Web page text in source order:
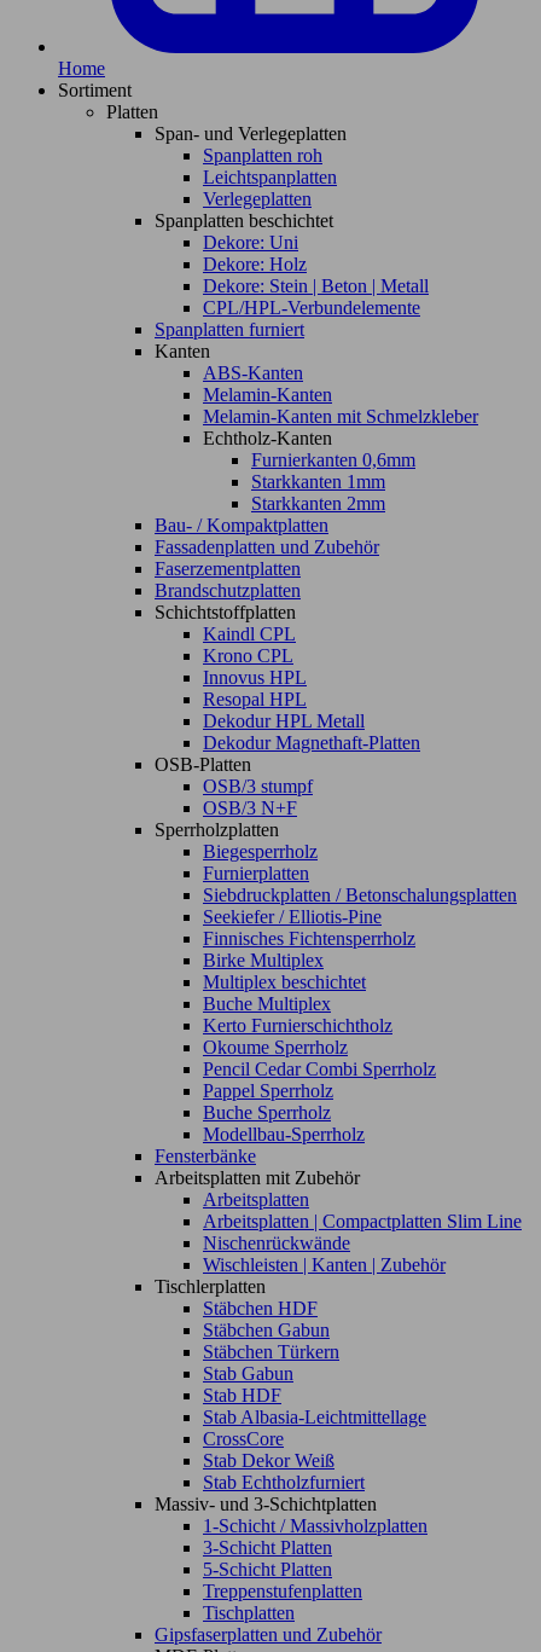
Home
Sortiment
Platten
Span- und Verlegeplatten
Spanplatten roh
Leichtspanplatten
Verlegeplatten
Spanplatten beschichtet
Dekore: Uni
Dekore: Holz
Dekore: Stein | Beton | Metall
CPL/HPL-Verbundelemente
Spanplatten furniert
Kanten
ABS-Kanten
Melamin-Kanten
Melamin-Kanten mit Schmelzkleber
Echtholz-Kanten
Furnierkanten 0,6mm
Starkkanten 1mm
Starkkanten 2mm
Bau- / Kompaktplatten
Fassadenplatten und Zubehör
Faserzementplatten
Brandschutzplatten
Schichtstoffplatten
Kaindl CPL
Krono CPL
Innovus HPL
Resopal HPL
Dekodur HPL Metall
Dekodur Magnethaft-Platten
OSB-Platten
OSB/3 stumpf
OSB/3 N+F
Sperrholzplatten
Biegesperrholz
Furnierplatten
Siebdruckplatten / Betonschalungsplatten
Seekiefer / Elliotis-Pine
Finnisches Fichtensperrholz
Birke Multiplex
Multiplex beschichtet
Buche Multiplex
Kerto Furnierschichtholz
Okoume Sperrholz
Pencil Cedar Combi Sperrholz
Pappel Sperrholz
Buche Sperrholz
Modellbau-Sperrholz
Fensterbänke
Arbeitsplatten mit Zubehör
Arbeitsplatten
Arbeitsplatten | Compactplatten Slim Line
Nischenrückwände
Wischleisten | Kanten | Zubehör
Tischlerplatten
Stäbchen HDF
Stäbchen Gabun
Stäbchen Türkern
Stab Gabun
Stab HDF
Stab Albasia-Leichtmittellage
CrossCore
Stab Dekor Weiß
Stab Echtholzfurniert
Massiv- und 3-Schichtplatten
1-Schicht / Massivholzplatten
3-Schicht Platten
5-Schicht Platten
Treppenstufenplatten
Tischplatten
Gipsfaserplatten und Zubehör